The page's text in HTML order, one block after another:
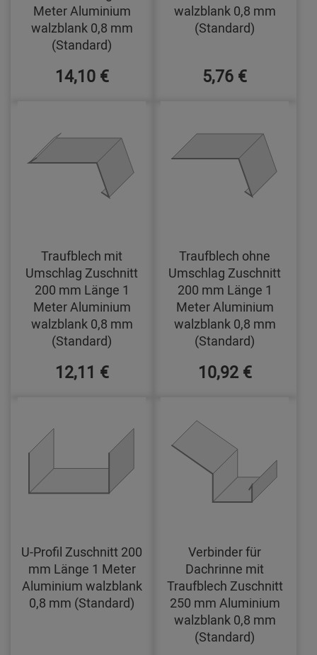
Meter Aluminium
walzblank 0,8 mm
(Standard)
14,10 €
walzblank 0,8 mm
(Standard)
5,76 €
Traufblech mit
Umschlag Zuschnitt
200 mm Länge 1
Meter Aluminium
walzblank 0,8 mm
(Standard)
12,11 €
Traufblech ohne
Umschlag Zuschnitt
200 mm Länge 1
Meter Aluminium
walzblank 0,8 mm
(Standard)
10,92 €
U-Profil Zuschnitt 200
mm Länge 1 Meter
Aluminium walzblank
0,8 mm (Standard)
Verbinder für
Dachrinne mit
Traufblech Zuschnitt
250 mm Aluminium
walzblank 0,8 mm
(Standard)